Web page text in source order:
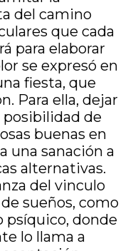
del camino
que cada
para elaborar
se expresó en
fiesta, que
Para ella, dejar
posibilidad de
buenas en
una sanación a
alternativas.
del vinculo
sueños, como
psíquico, donde
lo llama a